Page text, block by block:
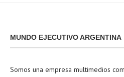
MUNDO EJECUTIVO ARGENTINA
Somos una empresa multimedios